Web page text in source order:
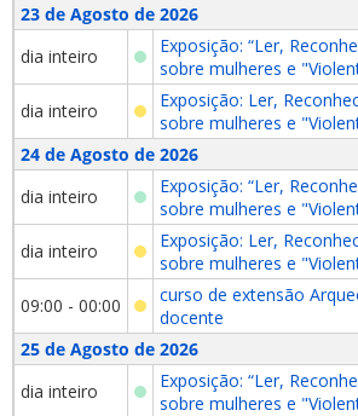
23 de Agosto de 2026
dia inteiro
Exposição: “Ler,
sobre mulheres e
dia inteiro
Exposição: Ler,
sobre mulheres e
24 de Agosto de 2026
dia inteiro
Exposição: “Ler,
sobre mulheres e
dia inteiro
Exposição: Ler,
sobre mulheres e
09:00 - 00:00
curso de extensão
docente
25 de Agosto de 2026
dia inteiro
Exposição: “Ler,
sobre mulheres e